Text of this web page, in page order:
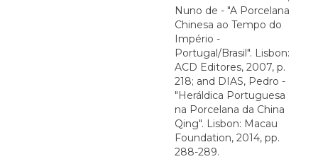
Nuno de - "A Porcelana
Chinesa ao Tempo do
Império -
Portugal/Brasil". Lisbon:
ACD Editores, 2007, p.
218; and DIAS, Pedro -
"Heráldica Portuguesa
na Porcelana da China
Qing". Lisbon: Macau
Foundation, 2014, pp.
288-289.